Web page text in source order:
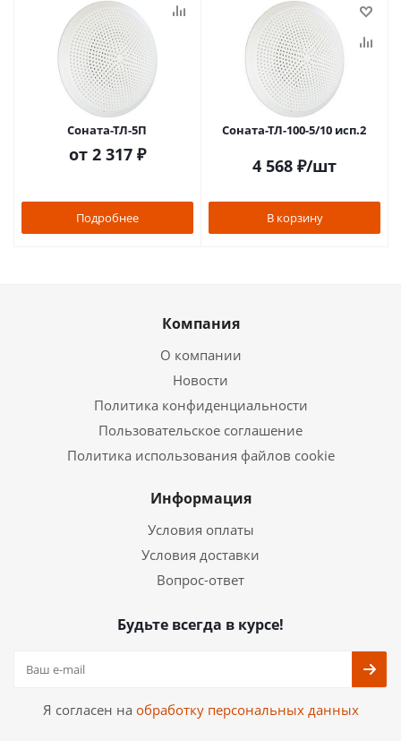
Соната-ТЛ-5П
от 2 317 ₽
Подробнее
Соната-ТЛ-100-5/10 исп.2
4 568 ₽/шт
В корзину
Компания
О компании
Новости
Политика конфиденциальности
Пользовательское соглашение
Политика использования файлов cookie
Информация
Условия оплаты
Условия доставки
Вопрос-ответ
Будьте всегда в курсе!
Я согласен на обработку персональных данных